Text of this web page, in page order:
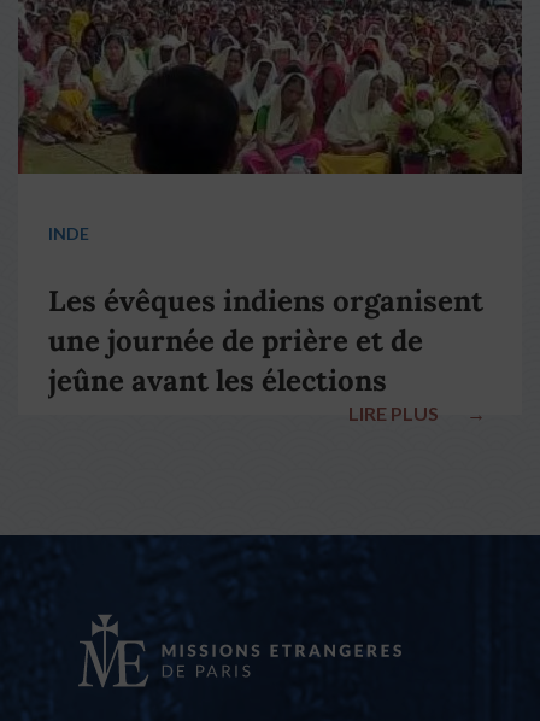
INDE
Les évêques indiens organisent
une journée de prière et de
jeûne avant les élections
LIRE PLUS →